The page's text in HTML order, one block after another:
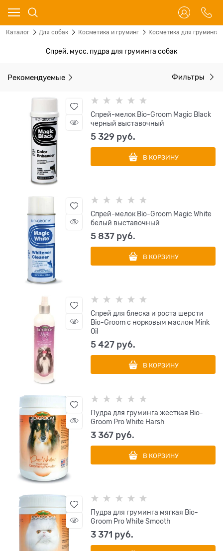
Каталог Для собак Косметика и груминг Косметика для груминга
Спрей, мусс, пудра для груминга собак
Рекомендуемые Фильтры
Спрей-мелок Bio-Groom Magic Black
черный выставочный
5 329 руб.
В КОРЗИНУ
Спрей-мелок Bio-Groom Magic White
белый выставочный
5 837 руб.
В КОРЗИНУ
Cпрей для блеска и роста шерсти
Bio-Groom с норковым маслом Mink
Oil
5 427 руб.
В КОРЗИНУ
Пудра для груминга жесткая Bio-
Groom Pro White Harsh
3 367 руб.
В КОРЗИНУ
Пудра для груминга мягкая Bio-
Groom Pro White Smooth
3 371 руб.